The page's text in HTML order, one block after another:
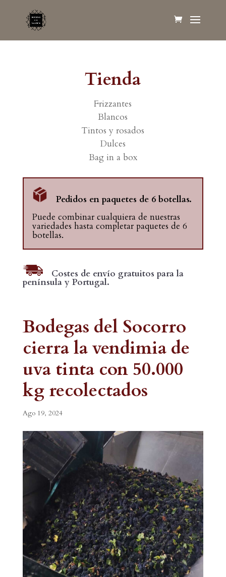
Bodegas del Socorro
cierra la vendimia de
uva tinta con 50.000
kg recolectados
Ago 19, 2024
Tienda
Frizzantes
Blancos
Tintos y rosados
Dulces
Bag in a box
Pedidos en paquetes de 6 botellas.
Puede combinar cualquiera de nuestras
variedades hasta completar paquetes de 6
botellas.
Costes de envío gratuitos para la
península y Portugal.